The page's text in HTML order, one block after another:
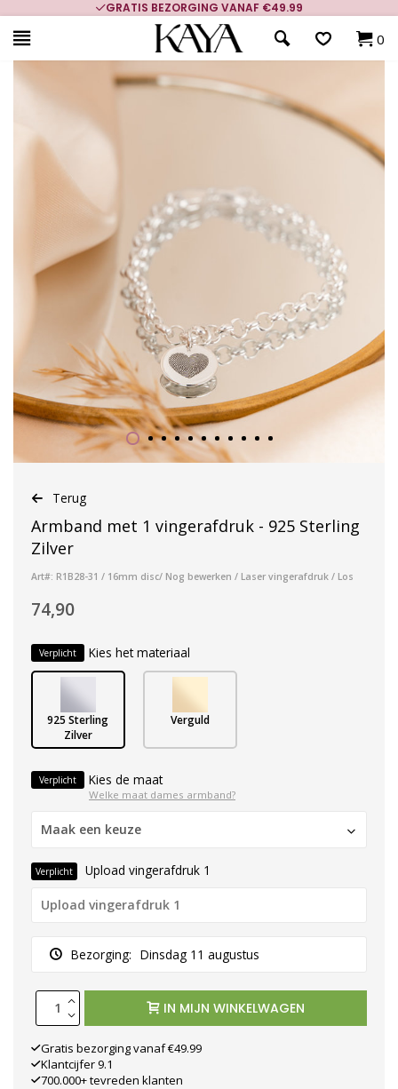
GRATIS BEZORGING VANAF €49.99
0
Terug
Armband met 1 vingerafdruk - 925 Sterling
Zilver
Art#: R1B28-31 / 16mm disc/ Nog bewerken / Laser vingerafdruk / Los
74,90
Verplicht Kies het materiaal
925 Sterling
Zilver
Verguld
Verplicht Kies de maat
Welke maat dames armband?
Maak een keuze
Verplicht Upload vingerafdruk 1
Bezorging: Dinsdag 11 augustus
IN MIJN WINKELWAGEN
Gratis bezorging vanaf €49.99
Klantcijfer 9.1
700.000+ tevreden klanten